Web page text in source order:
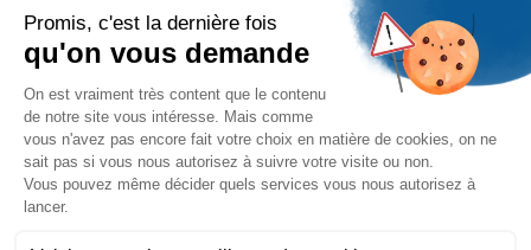
des produits incontournables, beaux et responsables près
de chez nous ?